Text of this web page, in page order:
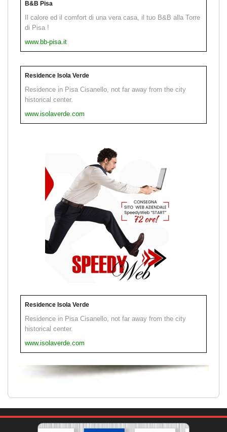
B&B Pisa
Il calore ed il comfort di una vera casa, il tuo B&B alla Torre
di Pisa !
www.bb-pisa.it
Residence Isola Verde
Residence in Pisa Cisanello, not far away from the city
historical center.
www.isolaverde.com
Residence Isola Verde
Residence in Pisa Cisanello, not far away from the city
historical center.
www.isolaverde.com